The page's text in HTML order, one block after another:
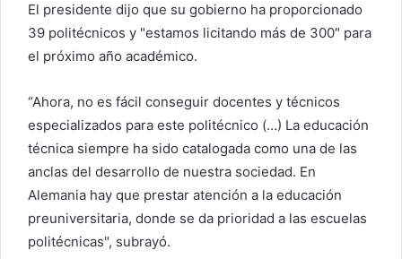
El presidente dijo que su gobierno ha proporcionado
39 politécnicos y "estamos licitando más de 300″ para
el próximo año académico.
“Ahora, no es fácil conseguir docentes y técnicos
especializados para este politécnico (…) La educación
técnica siempre ha sido catalogada como una de las
anclas del desarrollo de nuestra sociedad. En
Alemania hay que prestar atención a la educación
preuniversitaria, donde se da prioridad a las escuelas
politécnicas", subrayó.